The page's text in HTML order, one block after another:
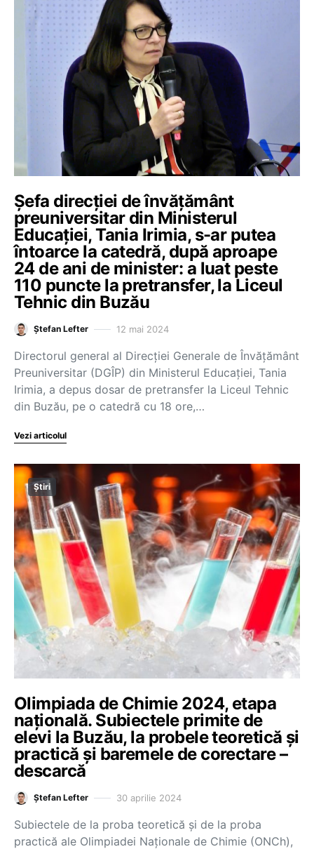
Șefa direcției de învățământ
preuniversitar din Ministerul
Educației, Tania Irimia, s-ar putea
întoarce la catedră, după aproape
24 de ani de minister: a luat peste
110 puncte la pretransfer, la Liceul
Tehnic din Buzău
Ștefan Lefter 12 mai 2024
Directorul general al Direcției Generale de Învățământ
Preuniversitar (DGÎP) din Ministerul Educației, Tania
Irimia, a depus dosar de pretransfer la Liceul Tehnic
din Buzău, pe o catedră cu 18 ore,…
Vezi articolul
Știri
Olimpiada de Chimie 2024, etapa
națională. Subiectele primite de
elevi la Buzău, la probele teoretică și
practică și baremele de corectare –
descarcă
Ștefan Lefter 30 aprilie 2024
Subiectele de la proba teoretică și de la proba
practică ale Olimpiadei Naționale de Chimie (ONCh),